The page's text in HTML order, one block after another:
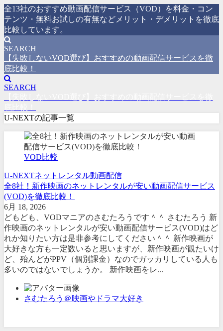
全13社のおすすめ動画配信サービス（VOD）を料金・コン
テンツ・無料お試しの有無などメリット・デメリットを徹底
比較しています。
SEARCH
【失敗しないVOD選び】おすすめの動画配信サービスを徹
底比較！
SEARCH
U-NEXTの記事一覧
VOD比較
U-NEXTネットレンタル動画配信
全8社！新作映画のネットレンタルが安い動画配信サービス
(VOD)を徹底比較！
6月 18, 2026
どもども、VODマニアのさむたろうです＾＾ さむたろう 新
作映画のネットレンタルが安い動画配信サービス(VOD)はど
れか知りたい方は是非参考にしてください＾＾ 新作映画が
大好きな方も一定数いると思いますが、新作映画が観たいけ
ど、殆んどがPPV（個別課金）なのでガッカリしている人も
多いのではないでしょうか。 新作映画をレ...
さむたろう＠映画やドラマ大好き